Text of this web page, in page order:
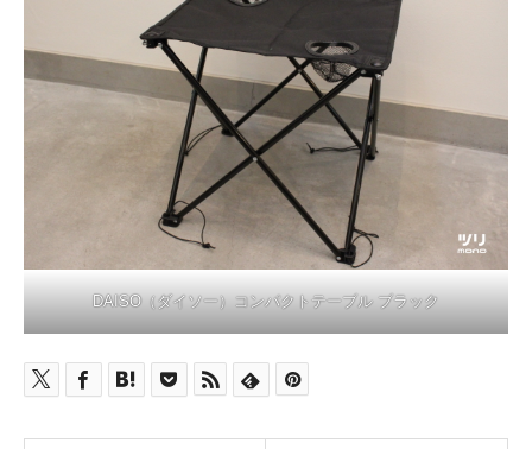
DAISO（ダイソー）コンパクトテーブル ブラック